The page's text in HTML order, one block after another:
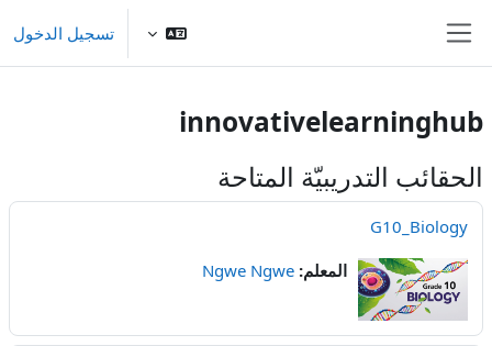
تسجيل الدخول
innovativelearninghub
الحقائب التدريبيّة المتاحة
G10_Biology
المعلم: Ngwe Ngwe